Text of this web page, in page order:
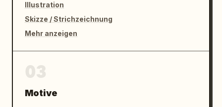
Illustration
Skizze / Strichzeichnung
Mehr anzeigen
Motive